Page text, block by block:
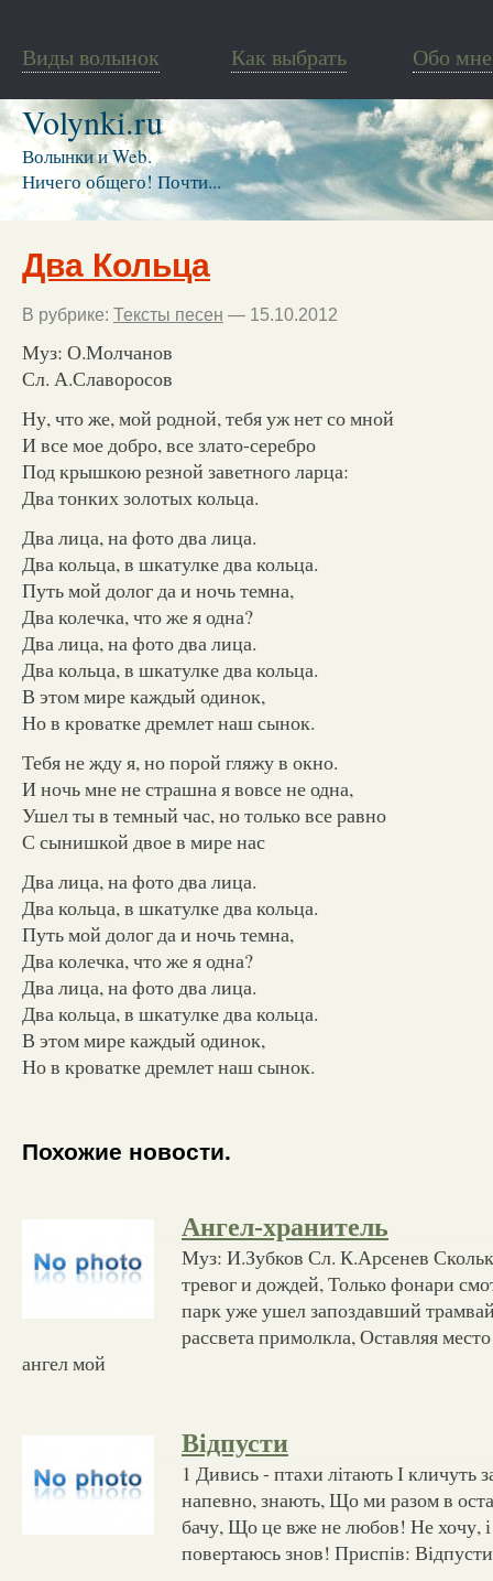
Виды волынок Как выбрать Обо мне
Volynki.ru
Волынки и Web.
Ничего общего! Почти...
Два Кольца
В рубрике: Тексты песен — 15.10.2012
Муз: О.Молчанов
Сл. А.Славоросов
Ну, что же, мой родной, тебя уж нет со мной
И все мое добро, все злато-серебро
Под крышкою резной заветного ларца:
Два тонких золотых кольца.
Два лица, на фото два лица.
Два кольца, в шкатулке два кольца.
Путь мой долог да и ночь темна,
Два колечка, что же я одна?
Два лица, на фото два лица.
Два кольца, в шкатулке два кольца.
В этом мире каждый одинок,
Но в кроватке дремлет наш сынок.
Тебя не жду я, но порой гляжу в окно.
И ночь мне не страшна я вовсе не одна,
Ушел ты в темный час, но только все равно
С сынишкой двое в мире нас
Два лица, на фото два лица.
Два кольца, в шкатулке два кольца.
Путь мой долог да и ночь темна,
Два колечка, что же я одна?
Два лица, на фото два лица.
Два кольца, в шкатулке два кольца.
В этом мире каждый одинок,
Но в кроватке дремлет наш сынок.
Похожие новости.
Ангел-хранитель
Муз: И.Зубков Сл. К.Арсенев
тревог и дождей, Только фонари
парк уже ушел запоздавший
рассвета примолкла, Оставляя
ангел мой
Відпусти
1 Дивись - птахи літають І кличуть
напевно, знають, Що ми разом в
бачу, Що це вже не любов! Не хочу,
повертаюсь знов! Приспів: Відпусти